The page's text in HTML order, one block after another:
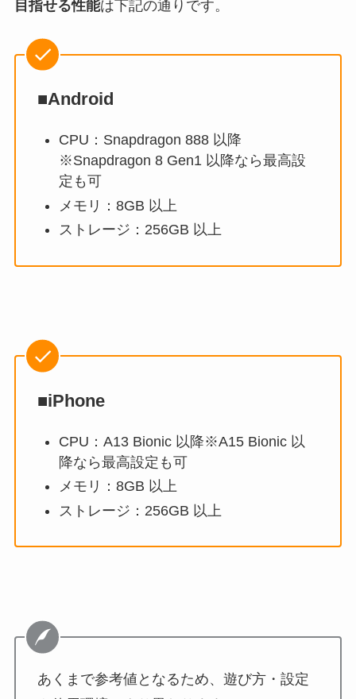
目指せる性能は下記の通りです。
■Android
CPU：Snapdragon 888 以降
※Snapdragon 8 Gen1 以降なら最高設
定も可
メモリ：8GB 以上
ストレージ：256GB 以上
■iPhone
CPU：A13 Bionic 以降※A15 Bionic 以
降なら最高設定も可
メモリ：8GB 以上
ストレージ：256GB 以上
あくまで参考値となるため、遊び方・設定